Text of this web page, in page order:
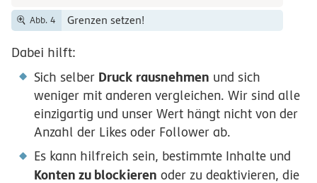
Abb. 4 Grenzen setzen!
Dabei hilft:
Sich selber Druck rausnehmen und sich
weniger mit anderen vergleichen. Wir sind alle
einzigartig und unser Wert hängt nicht von der
Anzahl der Likes oder Follower ab.
Es kann hilfreich sein, bestimmte Inhalte und
Konten zu blockieren oder zu deaktivieren, die